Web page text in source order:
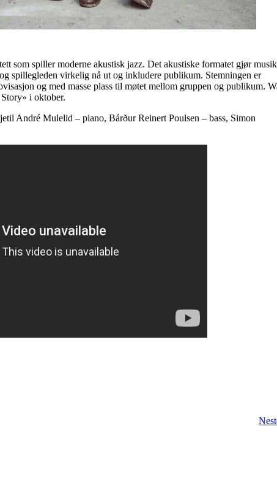
som spiller moderne akustisk jazz. Det akustiske formatet gjør
spillegleden virkelig nå ut og inkludere publikum. Stemningen er
og med masse plass til møtet mellom gruppen og publikum.
i oktober.
André Mulelid – piano, Bárður Reinert Poulsen – bass, Simon